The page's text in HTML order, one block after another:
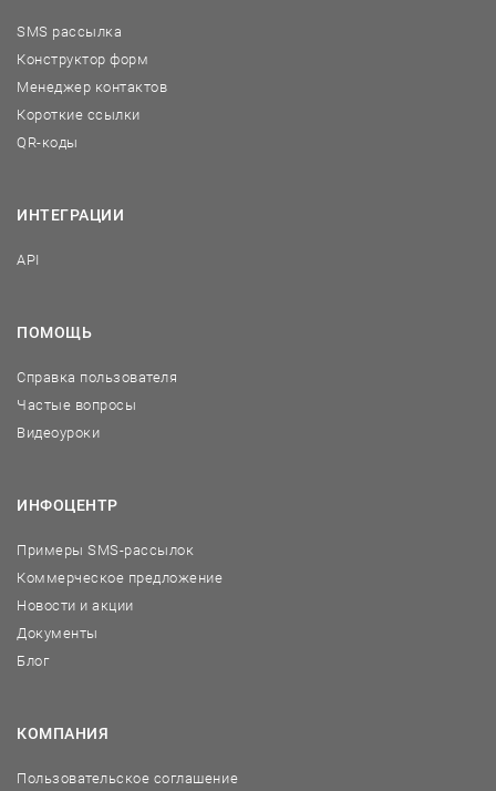
SMS рассылка
Конструктор форм
Менеджер контактов
Короткие ссылки
QR-коды
ИНТЕГРАЦИИ
API
ПОМОЩЬ
Справка пользователя
Частые вопросы
Видеоуроки
ИНФОЦЕНТР
Примеры SMS-рассылок
Коммерческое предложение
Новости и акции
Документы
Блог
КОМПАНИЯ
Пользовательское соглашение